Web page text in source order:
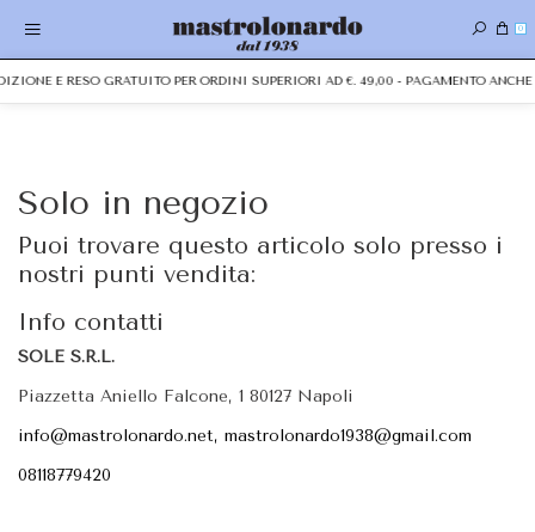
0
E RESO GRATUITO PER ORDINI SUPERIORI AD €. 49,00 - PAGAMENTO ANCHE
Solo in negozio
Puoi trovare questo articolo solo presso i
nostri punti vendita:
Info contatti
SOLE S.R.L.
Piazzetta Aniello Falcone, 1 80127 Napoli
info@mastrolonardo.net, mastrolonardo1938@gmail.com
08118779420